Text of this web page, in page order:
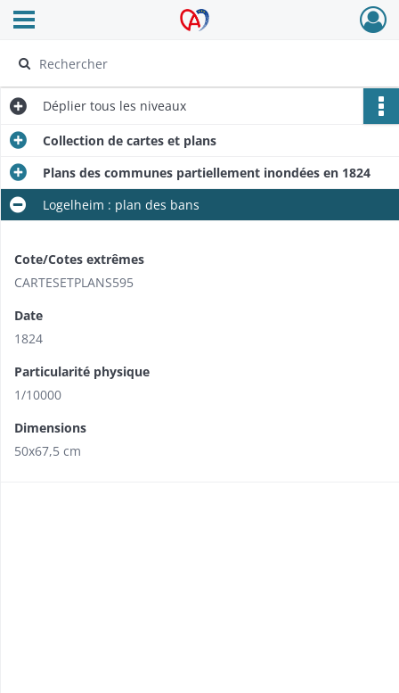
Archives Alsace - Colmar
Ouvrir le menu déroulant
Déplier tous les niveaux
Collection de cartes et plans
Plans des communes partiellement inondées en 1824
Logelheim : plan des bans
Cote/Cotes extrêmes
CARTESETPLANS595
Date
1824
Particularité physique
1/10000
Dimensions
50x67,5 cm